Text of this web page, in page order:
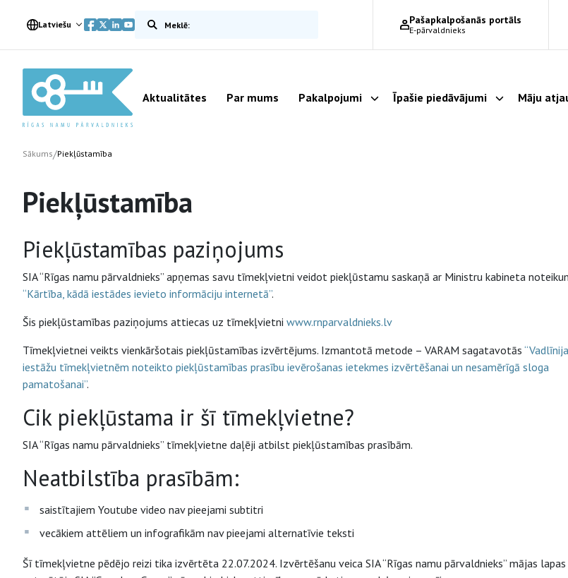
Latviešu Meklēt vietnē Pašapkalpošanās portāls
E-pārvaldnieks
Aktualitātes Par mums Pakalpojumi Parādīt apakšizvēlni
Īpašie piedāvājumi Parādīt
Māju
Sākums/Piekļūstamība
Piekļūstamība
Piekļūstamības paziņojums
SIA “Rīgas namu pārvaldnieks” apņemas savu tīmekļvietni veidot piekļūstamu saskaņā ar Ministru kabineta
“Kārtība, kādā iestādes ievieto informāciju internetā”.
Šis piekļūstamības paziņojums attiecas uz tīmekļvietni www.rnparvaldnieks.lv
Tīmekļvietnei veikts vienkāršotais piekļūstamības izvērtējums. Izmantotā metode – VARAM sagatavotās
iestāžu tīmekļvietnēm noteikto piekļūstamības prasību ievērošanas ietekmes izvērtēšanai un nesamērīgā sloga
pamatošanai”.
Cik piekļūstama ir šī tīmekļvietne?
SIA “Rīgas namu pārvaldnieks” tīmekļvietne daļēji atbilst piekļūstamības prasībām.
Neatbilstība prasībām:
saistītajiem Youtube video nav pieejami subtitri
vecākiem attēliem un infografikām nav pieejami alternatīvie teksti
Šī tīmekļvietne pēdējo reizi tika izvērtēta 22.07.2024. Izvērtēšanu veica SIA “Rīgas namu pārvaldnieks” mājas lapas